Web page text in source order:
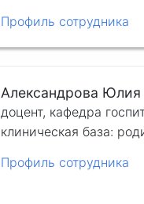
Профиль сотрудника
Александрова Юлия
доцент, кафедра
клиническая база:
Профиль сотрудника